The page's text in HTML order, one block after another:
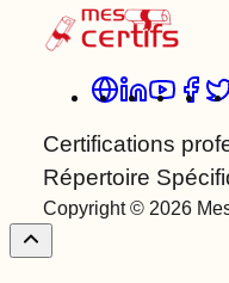
Certifications
Répertoire
Copyright © 2026